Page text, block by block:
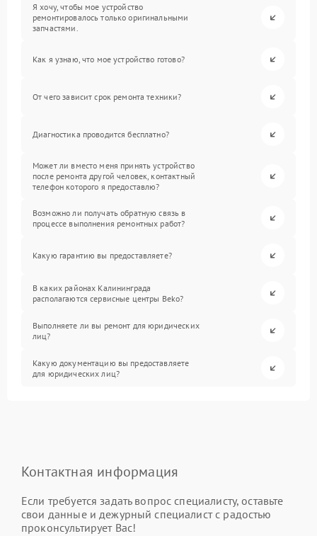
Я хочу, чтобы мое устройство
ремонтировалось только оригинальными
запчастями.
Как я узнаю, что мое устройство готово?
От чего зависит срок ремонта техники?
Диагностика проводится бесплатно?
Может ли вместо меня принять устройство
после ремонта другой человек, контактный
телефон которого я предоставлю?
Возможно ли получать обратную связь в
процессе выполнения ремонтных работ?
Какую гарантию вы предоставляете?
В каких районах Калининграда
располагаются сервисные центры Beko?
Выполняете ли вы ремонт для юридических
лиц?
Какую документацию вы предоставляете
для юридических лиц?
Контактная информация
Если требуется задать вопрос специалисту, оставьте
свои данные и дежурный специалист с радостью
проконсультирует Вас!